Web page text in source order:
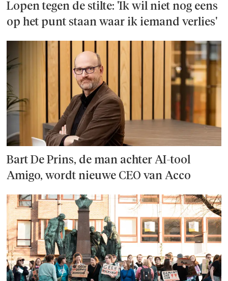
Lopen tegen de stilte: 'Ik wil niet nog eens
op het punt staan waar ik iemand verlies'
Bart De Prins, de man achter AI-tool
Amigo, wordt nieuwe CEO van Acco